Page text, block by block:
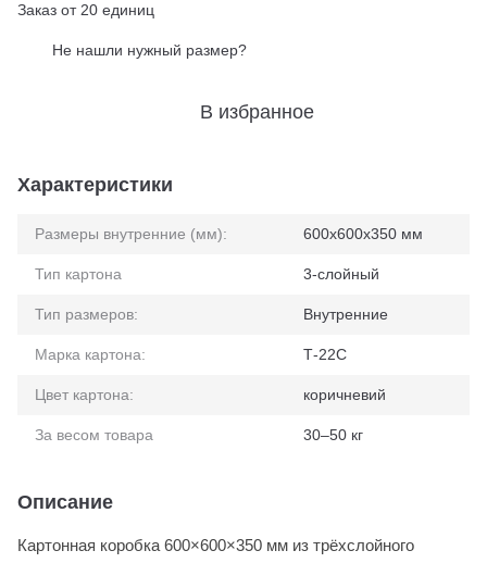
Заказ от 20 единиц
Не нашли нужный размер?
В избранное
Характеристики
Размеры внутренние (мм): 600x600x350 мм
Тип картона 3-слойный
Тип размеров: Внутренние
Марка картона: Т-22С
Цвет картона: коричневий
За весом товара 30–50 кг
Описание
Картонная коробка 600×600×350 мм из трёхслойного